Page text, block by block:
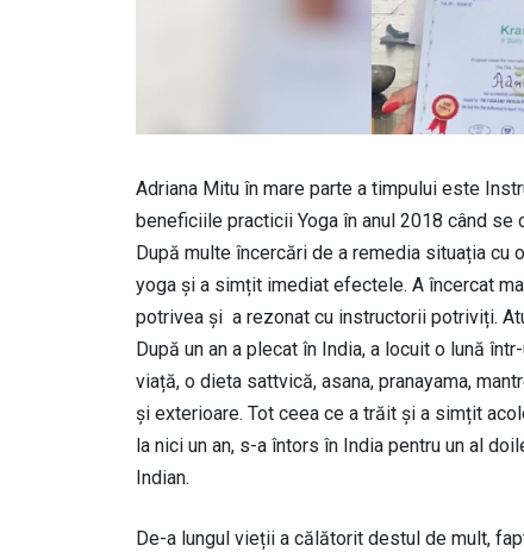
Adriana Mitu în mare parte a timpului este
beneficiile practicii Yoga în anul 2018 când
După multe încercări de a remedia situația cu
yoga și a simțit imediat efectele. A încercat
potrivea și a rezonat cu instructorii potriviți.
După un an a plecat în India, a locuit o lună
viață, o dieta sattvică, asana, pranayama,
și exterioare. Tot ceea ce a trăit și a simțit
la nici un an, s-a întors în India pentru un al
Indian.
De-a lungul vieții a călătorit destul de mult,